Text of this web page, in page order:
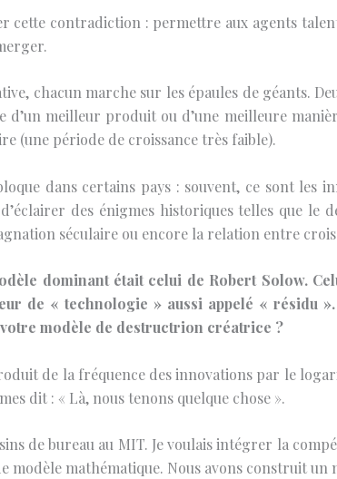
cette contradiction : permettre aux agents
chacun marche sur les épaules de géants.
d’un meilleur produit ou d’une meilleure
(une période de croissance très faible).
dans certains pays : souvent, ce sont les
des énigmes historiques telles que le
séculaire ou encore la relation entre
dominant était celui de Robert Solow.
de « technologie » aussi appelé « résidu
modèle de destructrion créatrice ?
de la fréquence des innovations par le
dit : « Là, nous tenons quelque chose ».
de bureau au MIT. Je voulais intégrer la
modèle mathématique. Nous avons construit